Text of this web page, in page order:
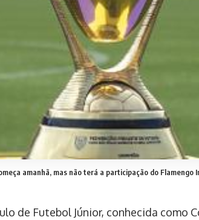
amanhã, mas não terá a participação do Flamengo
de Futebol Júnior, conhecida como